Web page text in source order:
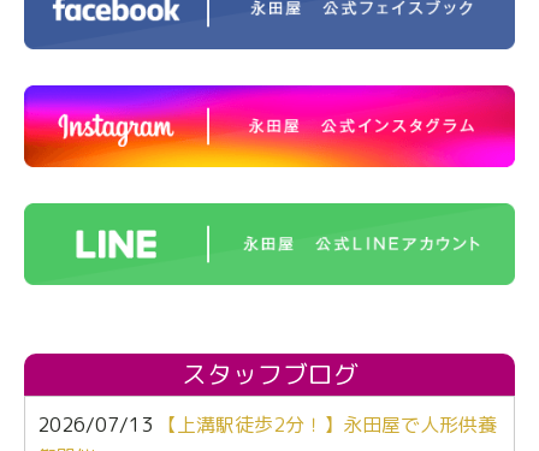
スタッフブログ
2026/07/13
【上溝駅徒歩2分！】永田屋で人形供養